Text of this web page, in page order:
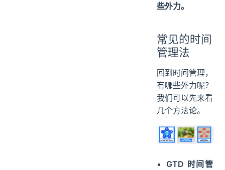
些外力。
常见的时间
管理法
回到时间管理，
有哪些外力呢？
我们可以先来看
几个方法论。
GTD 时间管